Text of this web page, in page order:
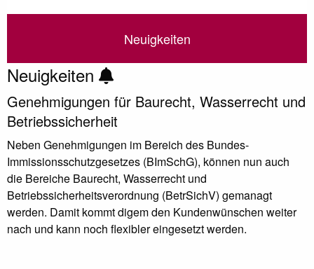
Neuigkeiten
Neuigkeiten
Genehmigungen für Baurecht, Wasserrecht und
Betriebssicherheit
Neben Genehmigungen im Bereich des Bundes-
Immissionsschutzgesetzes (BImSchG), können nun auch
die Bereiche Baurecht, Wasserrecht und
Betriebssicherheitsverordnung (BetrSichV) gemanagt
werden. Damit kommt digem den Kundenwünschen weiter
nach und kann noch flexibler eingesetzt werden.